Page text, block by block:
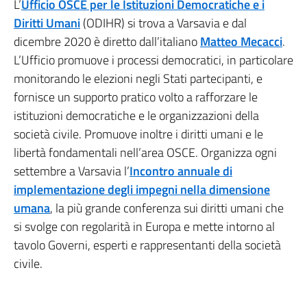
L’Ufficio OSCE per le Istituzioni Democratiche e i
Diritti Umani(ODIHR) si trova a Varsavia e dal
dicembre 2020 è diretto dall’italianoMatteo Mecacci.
L’Ufficio promuove i processi democratici, in particolare
monitorando le elezioni negli Stati partecipanti, e
fornisce un supporto pratico volto a rafforzare le
istituzioni democratiche e le organizzazioni della
società civile. Promuove inoltre i diritti umani e le
libertà fondamentali nell’area OSCE. Organizza ogni
settembre a Varsavia l’Incontro annuale di
implementazione degli impegni nella dimensione
umana, la più grande conferenza sui diritti umani che
si svolge con regolarità in Europa e mette intorno al
tavolo Governi, esperti e rappresentanti della società
civile.